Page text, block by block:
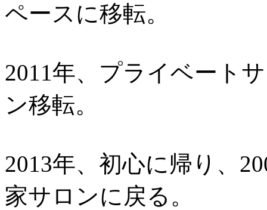
ペースに移転。
2011年、プライベート
ン移転。
2013年、初心に帰り、
家サロンに戻る。